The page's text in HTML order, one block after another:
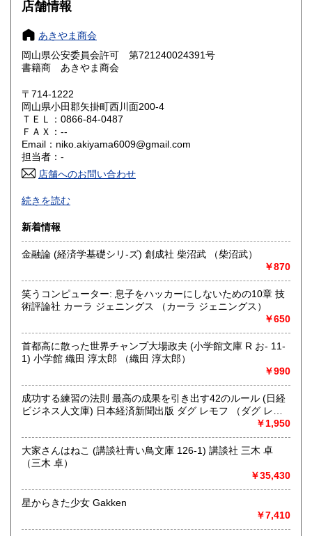
奈良県
鳥取県 350円 島根県
岡山県
山口県 350円
香川県 350円 愛媛県
高知県 350円
佐賀県
熊本県 350円 大分県 350円
350円
沖縄県 350円
店舗情報
あきやま商会
岡山県公安委員会許可 第721240024391号
書籍商 あきやま商会
〒714-1222
岡山県小田郡矢掛町西川面200-4
ＴＥＬ：0866-84-0487
ＦＡＸ：--
Email：niko.akiyama6009@gmail.com
担当者：-
店舗へのお問い合わせ
To our international customers: Please complete your
purchase via ZenMarket for safe and secure global shipping.
https://zenplus.jp/search?seller=akiyamasyoukai
沿線名：井原線
営業時間：10:00～17:00
定休日：日曜日
メールにてお問い合わせください。
古書一般（その他）
書籍全般
続きを読む
新着情報
金融論 (経済学基礎シリ-ズ) 創成社 柴沼武 （柴沼武）
￥870
笑うコンピューター: 息子をハッカーにしないための10章 技
術評論社 カーラ ジェニングス （カーラ ジェニングス）
￥650
首都高に散った世界チャンプ大場政夫 (小学館文庫 R お- 11-
1) 小学館 織田 淳太郎 （織田 淳太郎）
￥990
成功する練習の法則 最高の成果を引き出す42のルール (日経
ビジネス人文庫) 日本経済新聞出版 ダグ レモフ （ダグ レモ
￥1,950
大家さんはねこ (講談社青い鳥文庫 126-1) 講談社 三木 卓
（三木 卓）
￥35,430
星からきた少女 Gakken
￥7,410